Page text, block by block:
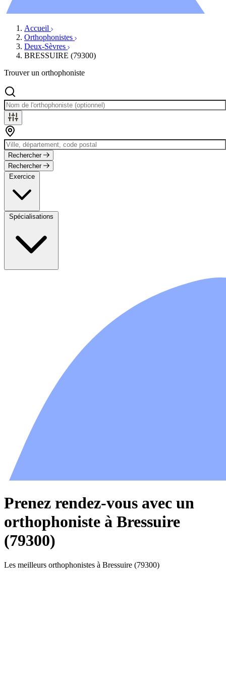
Accueil
Orthophonistes
Deux-Sèvres
BRESSUIRE (79300)
Trouver un orthophoniste
Rechercher
Rechercher
Exercice
Spécialisations
Prenez rendez-vous avec un
orthophoniste à Bressuire
(79300)
Les meilleurs orthophonistes à Bressuire (79300)